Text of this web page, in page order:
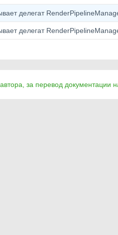
делегат
делегат
за перевод документации